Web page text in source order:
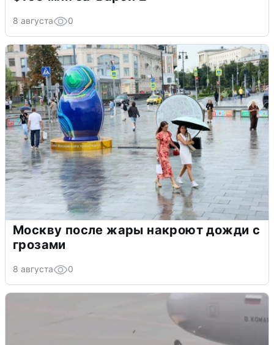
8 августа 0
Москву после жары накроют дожди с
грозами
8 августа 0